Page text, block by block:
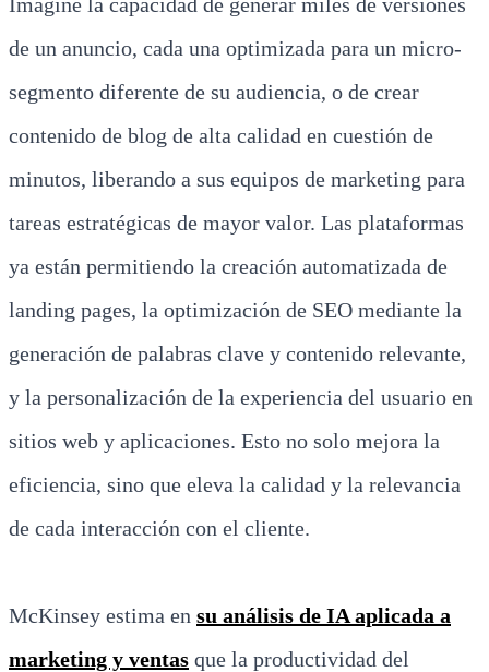
de un anuncio, cada una optimizada para un micro-
segmento diferente de su audiencia, o de crear
contenido de blog de alta calidad en cuestión de
minutos, liberando a sus equipos de marketing para
tareas estratégicas de mayor valor. Las plataformas
ya están permitiendo la creación automatizada de
landing pages, la optimización de SEO mediante la
generación de palabras clave y contenido relevante,
y la personalización de la experiencia del usuario en
sitios web y aplicaciones. Esto no solo mejora la
eficiencia, sino que eleva la calidad y la relevancia
de cada interacción con el cliente.
McKinsey estima en su análisis de IA aplicada a
marketing y ventas que la productividad del